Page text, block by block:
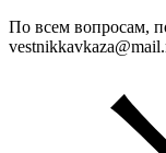
По всем вопросам,